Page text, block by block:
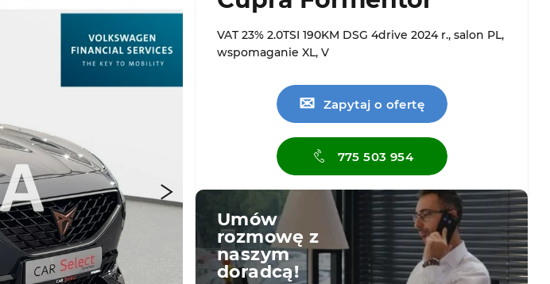
VAT 23% 2.0TSI 190KM DSG 4drive 2024 r., salon PL,
wspomaganie XL, V
✉ Zapytaj o ofertę
775 503 954
Umów
rozmowę z
naszym
doradcą!